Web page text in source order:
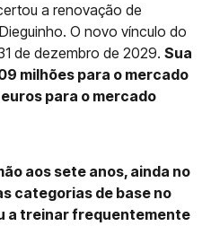
a renovação de
O novo vínculo do
de dezembro de 2029. Sua
milhões para o mercado
para o mercado
aos sete anos, ainda no
categorias de base no
a treinar frequentemente